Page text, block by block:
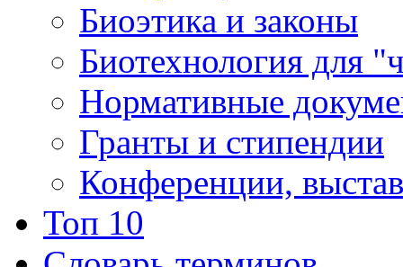
Биоэтика и законы
Биотехнология для
Нормативные
Гранты и стипендии
Конференции,
Топ 10